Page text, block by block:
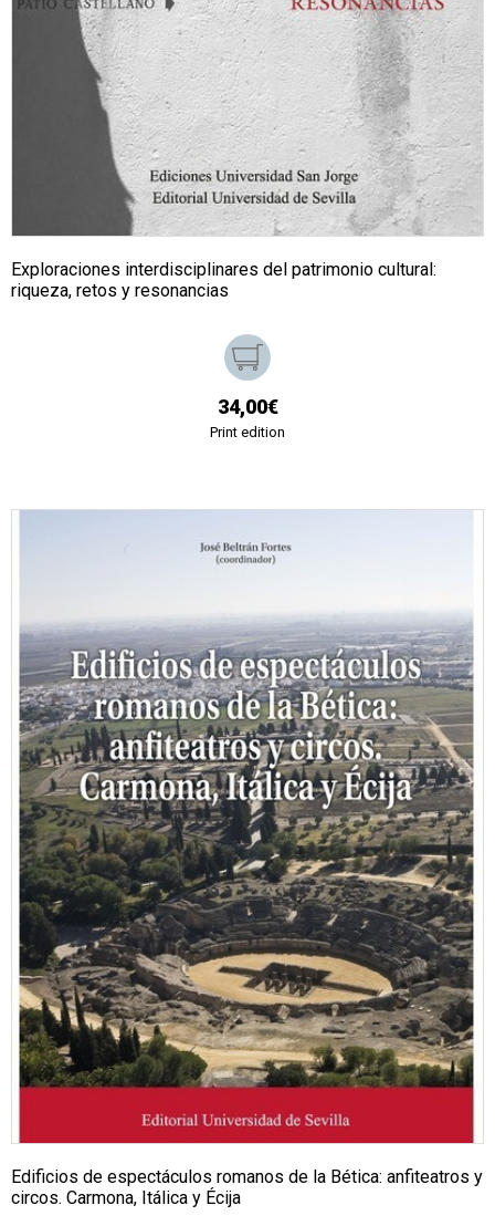
Exploraciones interdisciplinares del patrimonio cultural:
riqueza, retos y resonancias
34,00€
Print edition
Edificios de espectáculos romanos de la Bética: anfiteatros y
circos. Carmona, Itálica y Écija